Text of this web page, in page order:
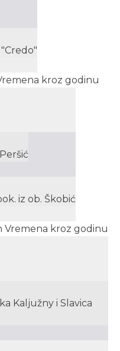
kroz godinu
iz ob. Škobić
Vremena kroz godinu
Kaljužny i Slavica